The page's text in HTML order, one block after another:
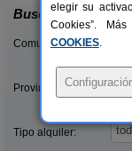
Buscar
Comunidades:
Provincias/Islas:
Tipo alquiler:
elegir su
Cookies”.
COOKIES.